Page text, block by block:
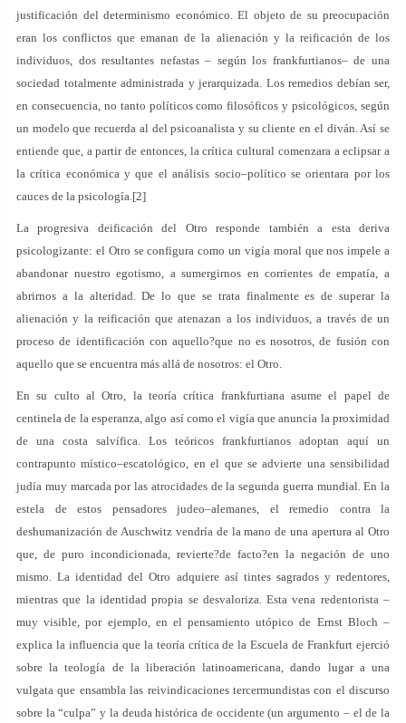
justificación del determinismo económico. El objeto de su preocupación
eran los conflictos que emanan de la alienación y la reificación de los
individuos, dos resultantes nefastas – según los frankfurtianos– de una
sociedad totalmente administrada y jerarquizada. Los remedios debían ser,
en consecuencia, no tanto políticos como filosóficos y psicológicos, según
un modelo que recuerda al del psicoanalista y su cliente en el diván. Así se
entiende que, a partir de entonces, la crítica cultural comenzara a eclipsar a
la crítica económica y que el análisis socio–político se orientara por los
cauces de la psicología.[2]
La progresiva deificación del Otro responde también a esta deriva
psicologizante: el Otro se configura como un vigía moral que nos impele a
abandonar nuestro egotismo, a sumergirnos en corrientes de empatía, a
abrirnos a la alteridad. De lo que se trata finalmente es de superar la
alienación y la reificación que atenazan a los individuos, a través de un
proceso de identificación con aquello?que no es nosotros, de fusión con
aquello que se encuentra más allá de nosotros: el Otro.
En su culto al Otro, la teoría crítica frankfurtiana asume el papel de
centinela de la esperanza, algo así como el vigía que anuncia la proximidad
de una costa salvífica. Los teóricos frankfurtianos adoptan aquí un
contrapunto místico–escatológico, en el que se advierte una sensibilidad
judía muy marcada por las atrocidades de la segunda guerra mundial. En la
estela de estos pensadores judeo–alemanes, el remedio contra la
deshumanización de Auschwitz vendría de la mano de una apertura al Otro
que, de puro incondicionada, revierte?de facto?en la negación de uno
mismo. La identidad del Otro adquiere así tintes sagrados y redentores,
mientras que la identidad propia se desvaloriza. Esta vena redentorista –
muy visible, por ejemplo, en el pensamiento utópico de Ernst Bloch –
explica la influencia que la teoría crítica de la Escuela de Frankfurt ejerció
sobre la teología de la liberación latinoamericana, dando lugar a una
vulgata que ensambla las reivindicaciones tercermundistas con el discurso
sobre la “culpa” y la deuda histórica de occidente (un argumento – el de la